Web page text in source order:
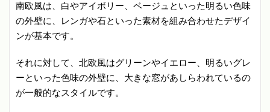
南欧風は、白やアイボリー、ベージュといった明るい色味
の外壁に、レンガや石といった素材を組み合わせたデザイ
ンが基本です。
それに対して、北欧風はグリーンやイエロー、明るいグレ
ーといった色味の外壁に、大きな窓があしらわれているの
が一般的なスタイルです。